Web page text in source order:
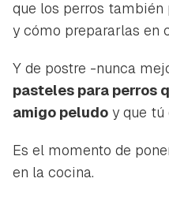
que los perros también
y cómo prepararlas en
Y de postre -nunca
pasteles para perros
amigo peludo y que tú
Es el momento de
en la cocina.